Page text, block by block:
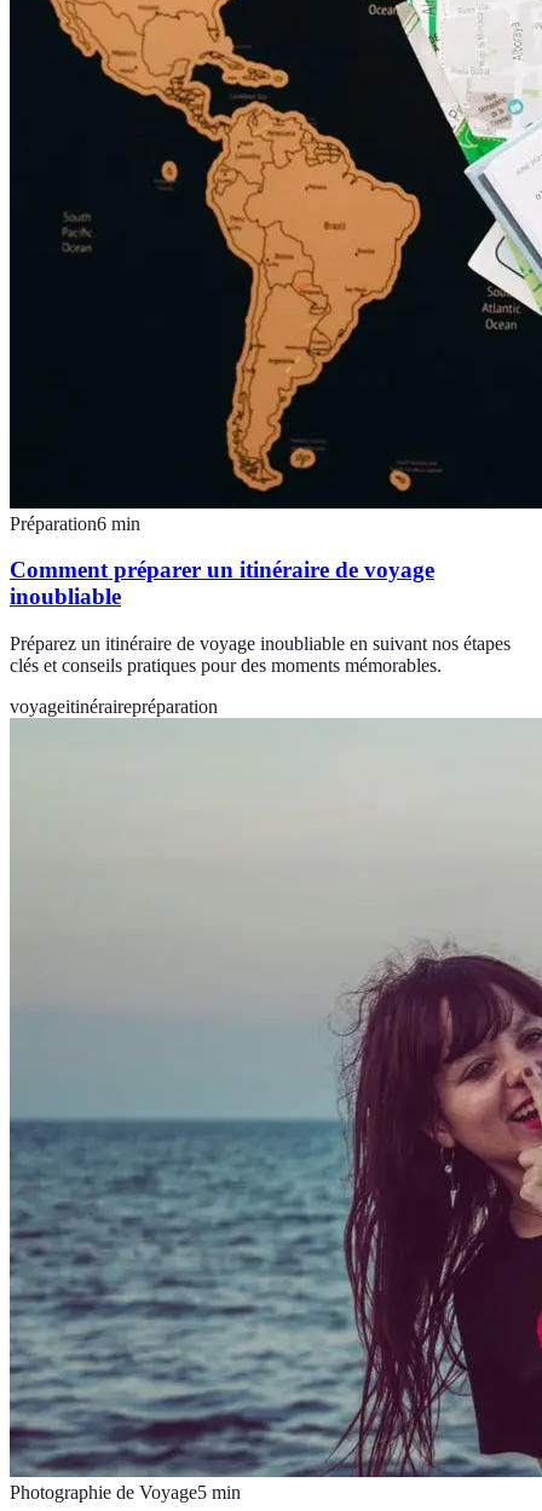
Préparation6 min
Comment préparer un itinéraire de voyage
inoubliable
Préparez un itinéraire de voyage inoubliable en suivant nos étapes
clés et conseils pratiques pour des moments mémorables.
voyageitinérairepréparation
Photographie de Voyage5 min